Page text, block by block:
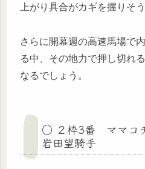
上がり具合がカギを握りそう
さらに開幕週の高速馬場で
る中、その地力で押し切れ
なるでしょう。
○ ２枠3番 ママ
岩田望騎手